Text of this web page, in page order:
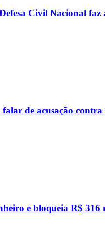
Civil Nacional faz
de acusação contra
e bloqueia R$ 316